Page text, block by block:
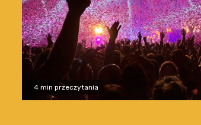
4 min przeczytania